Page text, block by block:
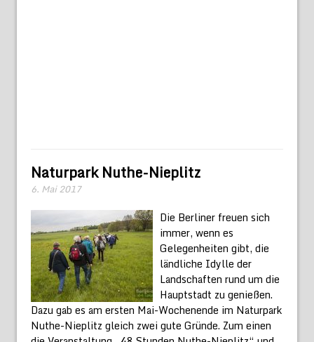
Naturpark Nuthe-Nieplitz
6. Mai 2017
Die Berliner freuen sich
immer, wenn es
Gelegenheiten gibt, die
ländliche Idylle der
Landschaften rund um die
Hauptstadt zu genießen.
Dazu gab es am ersten Mai-Wochenende im Naturpark
Nuthe-Nieplitz gleich zwei gute Gründe. Zum einen